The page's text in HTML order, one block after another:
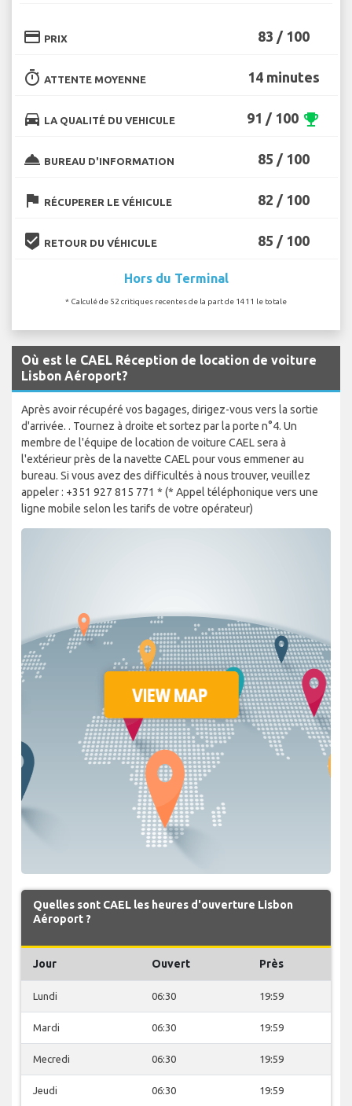
credit_card PRIX 83 / 100
timer ATTENTE MOYENNE 14 minutes
directions_car LA QUALITÉ DU VEHICULE 91 / 100 emoji_events
room_service BUREAU D'INFORMATION 85 / 100
flag RÉCUPERER LE VÉHICULE 82 / 100
beenhere RETOUR DU VÉHICULE 85 / 100
Hors du Terminal
* Calculé de 52 critiques recentes de la part de 1411 le totale
Où est le CAEL Réception de location de voiture
Lisbon Aéroport?
Après avoir récupéré vos bagages, dirigez-vous vers la sortie
d'arrivée. . Tournez à droite et sortez par la porte n°4. Un
membre de l'équipe de location de voiture CAEL sera à
l'extérieur près de la navette CAEL pour vous emmener au
bureau. Si vous avez des difficultés à nous trouver, veuillez
appeler : +351 927 815 771 * (* Appel téléphonique vers une
ligne mobile selon les tarifs de votre opérateur)
Quelles sont CAEL les heures d'ouverture Lisbon
Aéroport ?
Jour Ouvert Près
Lundi 06:30 19:59
Mardi 06:30 19:59
Mecredi 06:30 19:59
Jeudi 06:30 19:59